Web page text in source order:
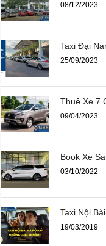
08/12/2023
Taxi Đại
25/09/2023
Thuê Xe 7
09/04/2023
Book Xe
03/10/2022
Taxi Nội
19/03/2019